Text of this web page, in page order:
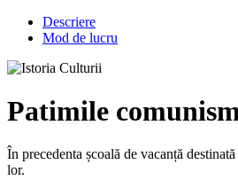
Descriere
Mod de lucru
Patimile
În precedenta școală de vacanță
lor.